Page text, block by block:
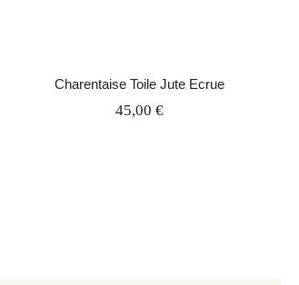
Charentaise Toile Jute Ecrue
45,00 €